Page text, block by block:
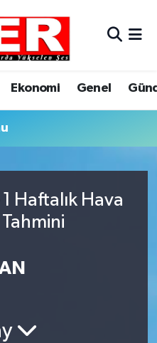
Ekonomi Genel
Haftalık Hava
ve Fikstür